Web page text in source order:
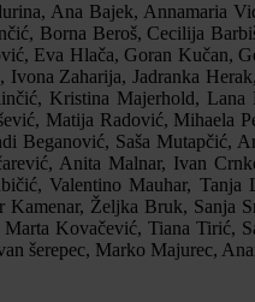
Ana Bajek, Annamaria
Borna Beroš, Cecilija
Eva Hlača, Goran
Zaharija, Jadranka
Kristina Majerhold,
Matija Radović, Mihaela
Beganović, Saša
Anita Malnar, Ivan
Valentino Mauhar,
Željka Bruk, Sanja
Kovačević, Tiana Tirić,
šerepec, Marko Majurec,